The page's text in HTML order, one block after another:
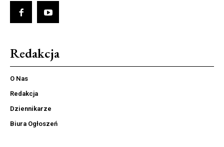
Redakcja
O Nas
Redakcja
Dziennikarze
Biura Ogłoszeń